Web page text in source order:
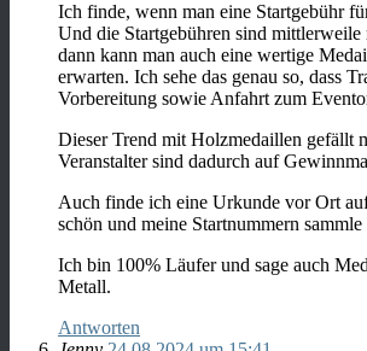
Ich finde, wenn man eine Startgebühr
Und die Startgebühren sind mittlerweile
dann kann man auch eine wertige
erwarten. Ich sehe das genau so, dass
Vorbereitung sowie Anfahrt zum
Dieser Trend mit Holzmedaillen gefällt
Veranstalter sind dadurch auf
Auch finde ich eine Urkunde vor Ort
schön und meine Startnummern
Ich bin 100% Läufer und sage auch
Metall.
Antworten